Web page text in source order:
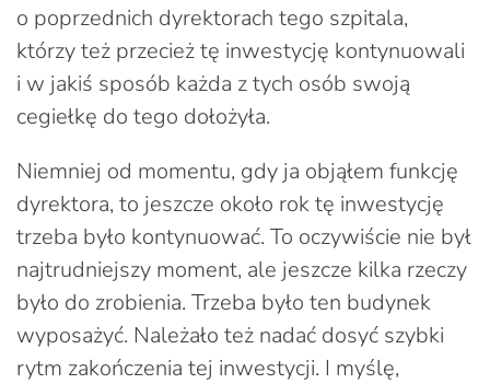
o poprzednich dyrektorach tego szpitala,
którzy też przecież tę inwestycję kontynuowali
i w jakiś sposób każda z tych osób swoją
cegiełkę do tego dołożyła.
Niemniej od momentu, gdy ja objąłem funkcję
dyrektora, to jeszcze około rok tę inwestycję
trzeba było kontynuować. To oczywiście nie był
najtrudniejszy moment, ale jeszcze kilka rzeczy
było do zrobienia. Trzeba było ten budynek
wyposażyć. Należało też nadać dosyć szybki
rytm zakończenia tej inwestycji. I myślę,